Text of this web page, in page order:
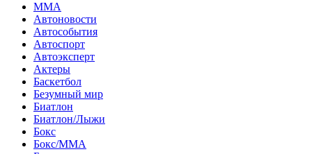
MMA
Автоновости
Автособытия
Автоспорт
Автоэксперт
Актеры
Баскетбол
Безумный мир
Биатлон
Биатлон/Лыжи
Бокс
Бокс/MMA